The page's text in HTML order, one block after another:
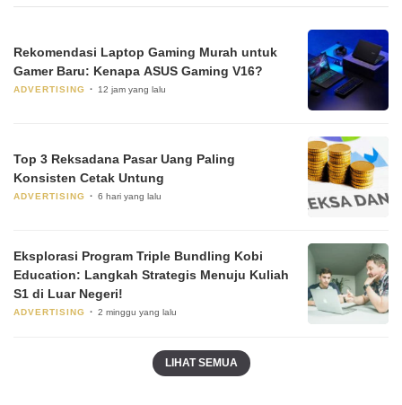
Rekomendasi Laptop Gaming Murah untuk
Gamer Baru: Kenapa ASUS Gaming V16?
ADVERTISING 12 jam yang lalu
Top 3 Reksadana Pasar Uang Paling
Konsisten Cetak Untung
ADVERTISING 6 hari yang lalu
Eksplorasi Program Triple Bundling Kobi
Education: Langkah Strategis Menuju Kuliah
S1 di Luar Negeri!
ADVERTISING 2 minggu yang lalu
LIHAT SEMUA